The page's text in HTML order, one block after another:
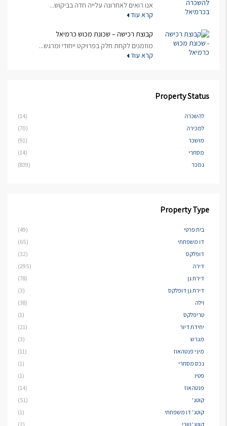
אנו רואים לאחרונה עלייה חדה בביקוש...
קרא עוד
קבוצת רכישה – שכונת מכוש כרמיאל
מוזמנים לקחת חלק בפרויקט ייחודי ומרגש...
קרא עוד
Property Status
להשכרה
(14)
למכירה
(70)
מושכר
(91)
מסחרי
(14)
נמכר
(839)
Property Type
בית פרטי
(49)
דו משפחתי
(65)
דופלקס
(32)
דירה
(295)
דירת גן
(78)
דירת גן דופלקס
(3)
וילה
(38)
טריפלקס
(1)
יחידת דיור
(21)
מגרש
(3)
מיני פנטהאוז
(11)
נכס מסחרי
(1)
פטיו
(1)
פנטהאוז
(14)
קוטג'
(51)
קוטג' דו משפחתי
(1)
קוטג' טורי
(2)